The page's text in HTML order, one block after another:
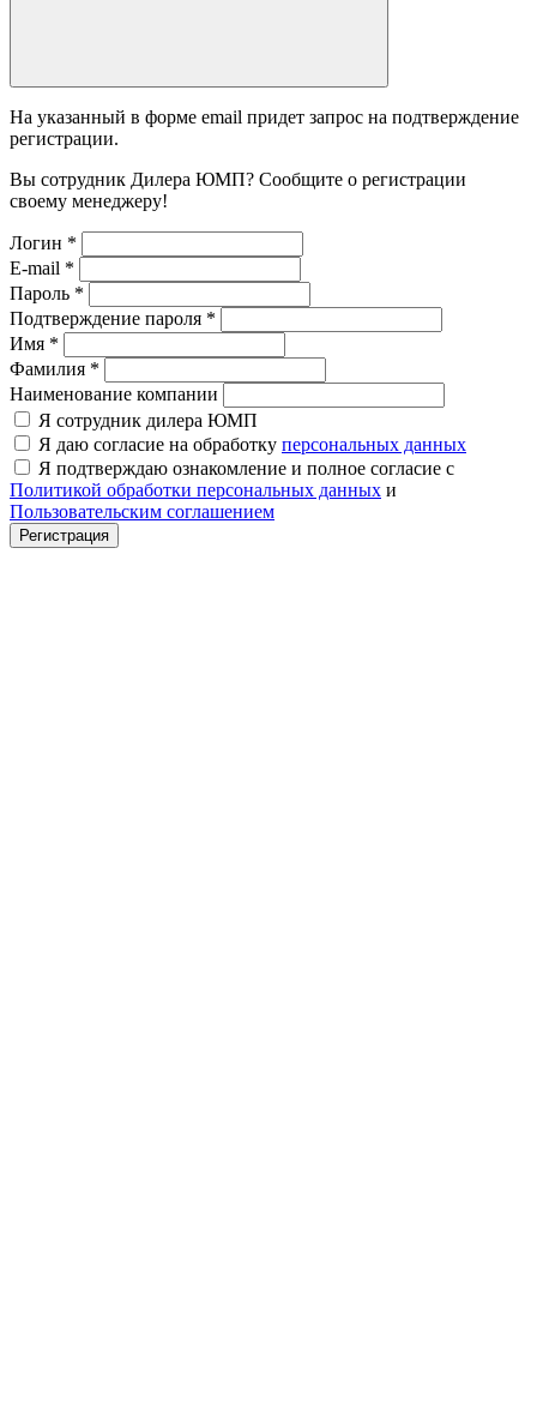
На указанный в форме email придет запрос на подтверждение
регистрации.
Вы сотрудник Дилера ЮМП? Сообщите о регистрации
своему менеджеру!
Логин *
E-mail *
Пароль *
Подтверждение пароля *
Имя *
Фамилия *
Наименование компании
Я сотрудник дилера ЮМП
Я даю согласие на обработку персональных данных
Я подтверждаю ознакомление и полное согласие с
Политикой обработки персональных данных и
Пользовательским соглашением
Регистрация